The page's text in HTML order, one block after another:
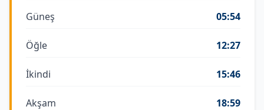
Güneş 05:54
Öğle 12:27
İkindi 15:46
Akşam 18:59